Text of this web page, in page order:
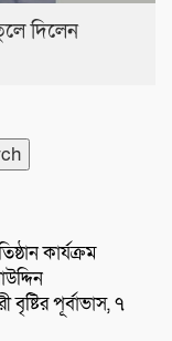
দিলেন
কার্যক্রম
পূর্বাভাস, ৭